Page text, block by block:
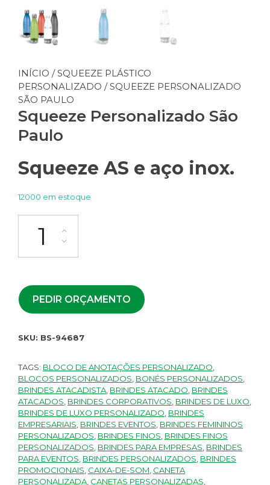
INÍCIO /SQUEEZE PLÁSTICO
PERSONALIZADO / SQUEEZE PERSONALIZADO
SÃO PAULO
Squeeze Personalizado São
Paulo
Squeeze AS e aço inox.
12000 em estoque
PEDIR ORÇAMENTO
SKU: BS-94687
TAGS: BLOCO DE ANOTAÇÕES PERSONALIZADO,
BLOCOS PERSONALIZADOS, BONÉS PERSONALIZADOS,
BRINDES ATACADISTA, BRINDES ATACADO, BRINDES
ATACADOS, BRINDES CORPORATIVOS, BRINDES DE LUXO,
BRINDES DE LUXO PERSONALIZADO, BRINDES
EMPRESARIAIS, BRINDES EVENTOS, BRINDES FEMININOS
PERSONALIZADOS, BRINDES FINOS, BRINDES FINOS
PERSONALIZADOS, BRINDES PARA EMPRESAS, BRINDES
PARA EVENTOS, BRINDES PERSONALIZADOS, BRINDES
PROMOCIONAIS, CAIXA-DE-SOM, CANETA
PERSONALIZADA, CANETAS PERSONALIZADAS,